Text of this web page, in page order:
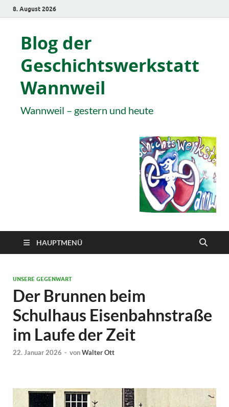
8. August 2026
Blog der
Geschichtswerkstatt
Wannweil
Wannweil – gestern und heute
HAUPTMENÜ
UNSERE GEGENWART
Der Brunnen beim
Schulhaus Eisenbahnstraße
im Laufe der Zeit
22. Januar 2026 - vonWalter Ott